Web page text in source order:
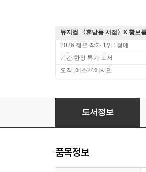
2026 젊은 작가 1위 : 청예
기간 한정 특가 도서
오직, 예스24에서만
미친, 사랑의 노래
도서정보
품목정보